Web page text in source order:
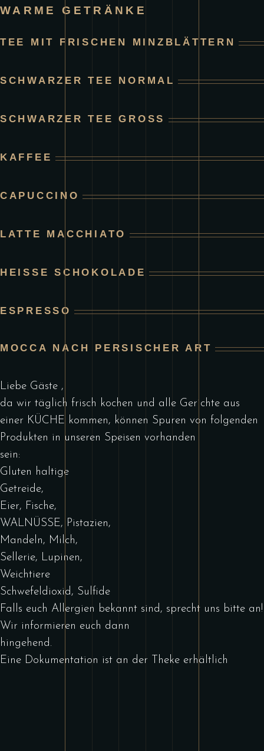
WARME GETRÄNKE
TEE MIT FRISCHEN MINZBLÄTTERN
SCHWARZER TEE NORMAL
SCHWARZER TEE GROSS
KAFFEE
CAPUCCINO
LATTE MACCHIATO
HEISSE SCHOKOLADE
ESPRESSO
MOCCA NACH PERSISCHER ART
Liebe Gäste ,
da wir täglich frisch kochen und alle Gerichte aus
einer KÜCHE kommen, können Spuren von folgenden
Produkten in unseren Speisen vorhanden
sein:
Gluten haltige
Getreide,
Eier, Fische,
WALNÜSSE, Pistazien,
Mandeln, Milch,
Sellerie, Lupinen,
Weichtiere
Schwefeldioxid, Sulfide
Falls euch Allergien bekannt sind, sprecht uns bitte an!
Wir informieren euch dann
hingehend.
Eine Dokumentation ist an der Theke erhältlich